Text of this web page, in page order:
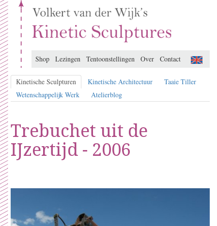
Shop Lezingen Tentoonstellingen Over Contact
Kinetische Sculpturen Kinetische Architectuur
Taaie Tiller
Wetenschappelijk Werk
Atelierblog
Trebuchet uit de
IJzertijd - 2006